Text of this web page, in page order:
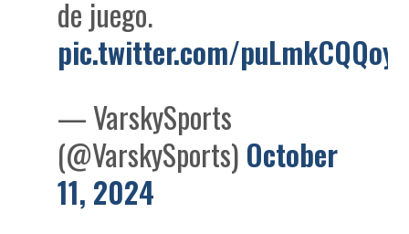
de juego.
pic.twitter.com/puLmkCQQoy
— VarskySports
(@VarskySports) October
11, 2024